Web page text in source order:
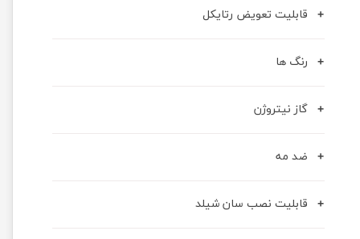
قابلیت تعویض رتایکل
رنگ ها
گاز نیتروژن
ضد مه
قابلیت نصب سان شیلد